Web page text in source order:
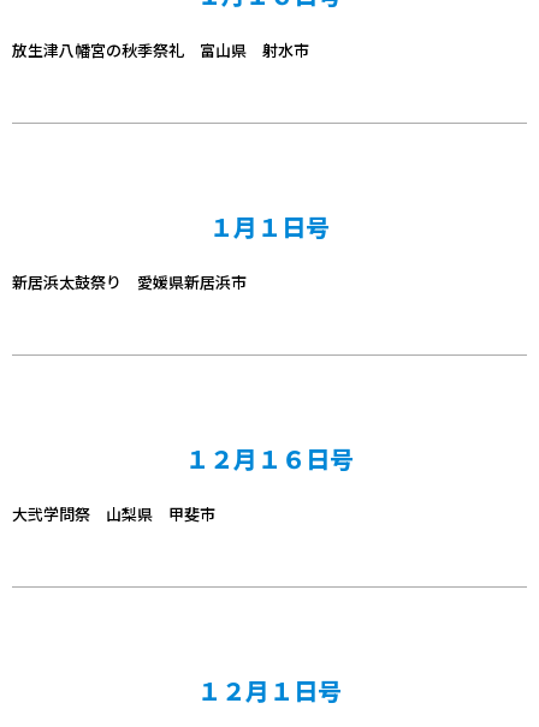
放生津八幡宮の秋季祭礼 富山県 射水市
１月１日号
新居浜太鼓祭り 愛媛県新居浜市
１２月１６日号
大弐学問祭 山梨県 甲斐市
１２月１日号